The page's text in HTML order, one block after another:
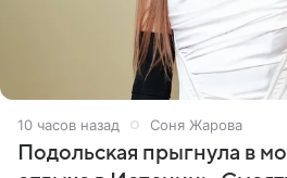
10 часов назад Соня Жарова
Подольская прыгнула в